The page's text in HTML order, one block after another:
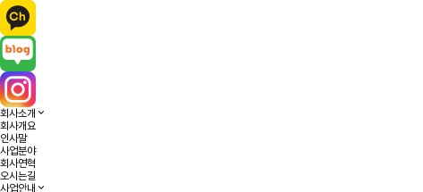
회사소개
회사개요
인사말
사업분야
회사연혁
오시는길
사업안내